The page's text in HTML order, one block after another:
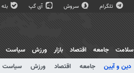
تلگرام سروش آی گپ بله
سلامت جامعه اقتصاد بازار ورزش سیاست
دین و آیین جامعه اقتصاد ورزش سیاست